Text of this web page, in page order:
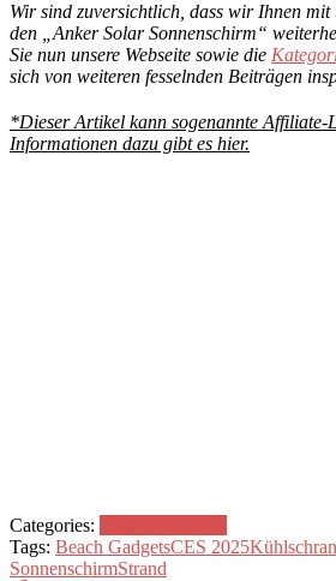
Wir sind zuversichtlich, dass wir Ihnen
den „Anker Solar Sonnenschirm“
Sie nun unsere Webseite sowie die
sich von weiteren fesselnden Beiträgen
*Dieser Artikel kann sogenannte Affiliate-
Informationen dazu gibt es hier.
Categories:
Tags: Beach GadgetsCES 2025
SonnenschirmStrand